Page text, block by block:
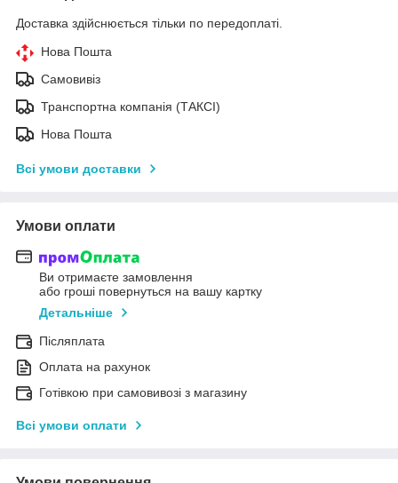
Доставка здійснюється тільки по передоплаті.
Нова Пошта
Самовивіз
Транспортна компанія (ТАКСІ)
Нова Пошта
Всі умови доставки
Умови оплати
Ви отримаєте замовлення
або гроші повернуться на вашу картку
Детальніше
Післяплата
Оплата на рахунок
Готівкою при самовивозі з магазину
Всі умови оплати